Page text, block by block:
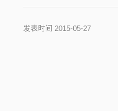
发表时间 2015-05-27